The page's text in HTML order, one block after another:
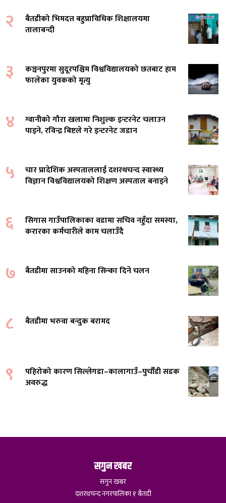
२
बैतडीको भिमदत्त बहुप्राविधिक शिक्षालयमा
तालाबन्दी
३
कञ्चनपुरमा सुदूरपश्चिम विश्वविद्यालयको छतबाट हाम
फालेका युवकको मृत्यु
४
ग्वानीको गौरा खलामा निशुल्क इन्टरनेट चलाउन
पाइने, रविन्द्र बिष्टले गरे इन्टरनेट जडान
५
चार प्रादेशिक अस्पताललाई दशरथचन्द स्वास्थ्य
विज्ञान विश्वविद्यालयको शिक्षण अस्पताल बनाइने
६
सिगास गाउँपालिकाका वडामा सचिव नहुँदा समस्या,
करारका कर्मचारीले काम चलाउँदै
७ बैतडीमा साउनको महिना सिन्का दिने चलन
८ बैतडीमा भरुवा बन्दुक बरामद
९
पहिरोको कारण सिल्लेगडा–कालागाउँ–पुर्चौंडी सडक
अवरुद्ध
सगुन खबर
सगुन खबर
दशरथचन्द नगरपालिका १ बैतडी